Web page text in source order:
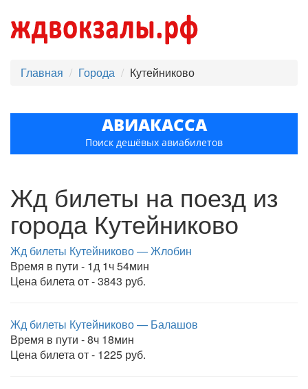
Главная Города Кутейниково
АВИАКАССА
Поиск дешёвых авиабилетов
Жд билеты на поезд из
города Кутейниково
Жд билеты Кутейниково — Жлобин
Время в пути - 1д 1ч 54мин
Цена билета от - 3843 руб.
Жд билеты Кутейниково — Балашов
Время в пути - 8ч 18мин
Цена билета от - 1225 руб.